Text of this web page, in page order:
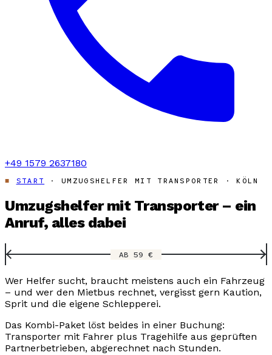
+49 1579 2637180
START · UMZUGSHELFER MIT TRANSPORTER · KÖLN
Umzugshelfer mit Transporter – ein
Anruf, alles dabei
AB 59 €
Wer Helfer sucht, braucht meistens auch ein Fahrzeug
– und wer den Mietbus rechnet, vergisst gern Kaution,
Sprit und die eigene Schlepperei.
Das Kombi-Paket löst beides in einer Buchung:
Transporter mit Fahrer plus Tragehilfe aus geprüften
Partnerbetrieben, abgerechnet nach Stunden.